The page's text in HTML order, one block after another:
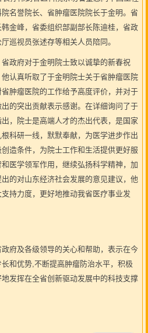
名誉院长、省肿瘤医院院长于金明。省
金峰，省委组织部副部长陈迪桂，省政
巡视员张述存等相关人员陪同。
府对于金明院士致以诚挚的新春祝
认真听取了于金明院士关于省肿瘤医院
肿瘤医院的工作给予高度评价，并对于
的突出贡献表示感谢。在详细询问了于
，院士是高端人才的杰出代表，是国家
科研一线，默默奉献，为医学进步作出
造条件，为院士工作和生活提供更好服
医学领军作用，继续弘扬科学精神，加
的对山东经济社会发展的意见建议，他
持力度，更好地推动我省医疗事业发
及各级领导的关心和帮助，表示在今
和优势,不断提高肿瘤防治水平，积极
发挥在全省创新驱动发展中的科技支撑